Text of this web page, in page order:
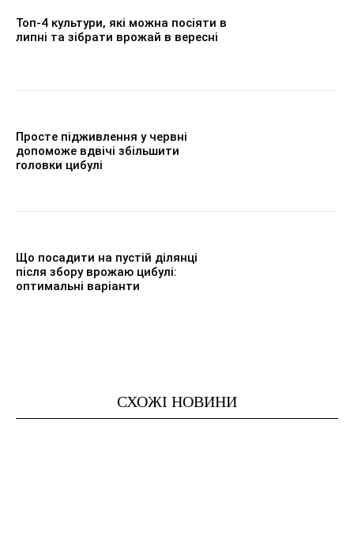
Топ-4 культури, які можна посіяти в
липні та зібрати врожай в вересні
Просте підживлення у червні
допоможе вдвічі збільшити
головки цибулі
Що посадити на пустій ділянці
після збору врожаю цибулі:
оптимальні варіанти
СХОЖІ НОВИНИ